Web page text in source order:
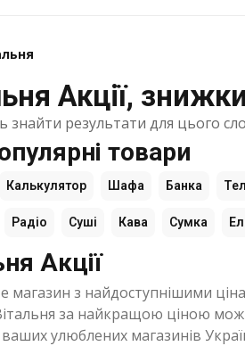
Акції,
знайти результати для цього
товари
Калькулятор Шафа Банка
Радіо Суші Кава Сумка
Акції
магазин з найдоступнішими
за найкращою ціною
улюблених магазинів